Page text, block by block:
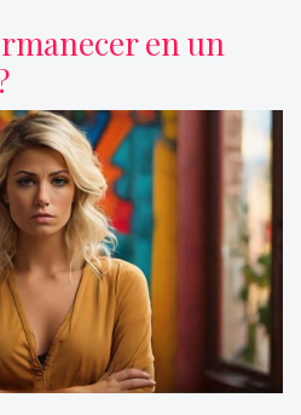
en un